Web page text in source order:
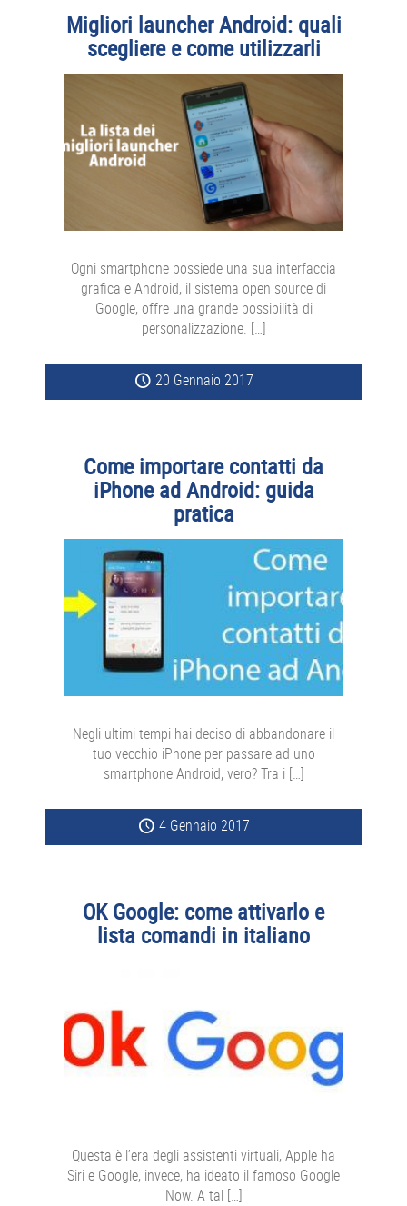
Migliori launcher Android: quali
scegliere e come utilizzarli
Ogni smartphone possiede una sua interfaccia
grafica e Android, il sistema open source di
Google, offre una grande possibilità di
personalizzazione. […]
20 Gennaio 2017
Come importare contatti da
iPhone ad Android: guida
pratica
Negli ultimi tempi hai deciso di abbandonare il
tuo vecchio iPhone per passare ad uno
smartphone Android, vero? Tra i […]
4 Gennaio 2017
OK Google: come attivarlo e
lista comandi in italiano
Questa è l’era degli assistenti virtuali, Apple ha
Siri e Google, invece, ha ideato il famoso Google
Now. A tal […]